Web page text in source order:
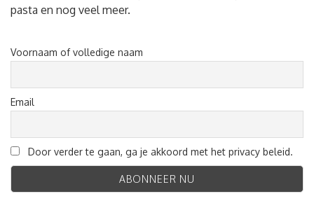
pasta en nog veel meer.
Voornaam of volledige naam
Email
Door verder te gaan, ga je akkoord met het privacy beleid.